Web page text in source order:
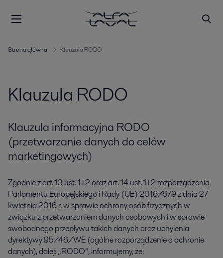
Strona główna Klauzula RODO
Klauzula RODO
Klauzula informacyjna RODO
(przetwarzanie danych do celów
marketingowych)
Zgodnie z art. 13 ust. 1 i 2 oraz art. 14 ust. 1 i 2 rozporządzenia
Parlamentu Europejskiego i Rady (UE) 2016/679 z dnia 27
kwietnia 2016 r. w sprawie ochrony osób fizycznych w
związku z przetwarzaniem danych osobowych i w sprawie
swobodnego przepływu takich danych oraz uchylenia
dyrektywy 95/46/WE (ogólne rozporządzenie o ochronie
danych), dalej: „RODO”, informujemy, że: